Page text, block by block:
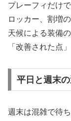
プレーフィだけ
ロッカー、割増
天候による装備
「改善された点
平日と週末
週末は混雑で待